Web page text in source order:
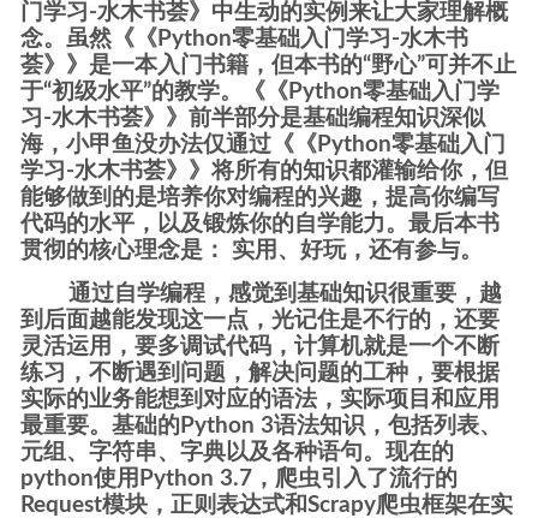
门学习-水木书荟》中生动的实例来让大家理解概
念。虽然《《Python零基础入门学习-水木书
荟》》是一本入门书籍，但本书的“野心”可并不止
于“初级水平”的教学。《《Python零基础入门学
习-水木书荟》》前半部分是基础编程知识深似
海，小甲鱼没办法仅通过《《Python零基础入门
学习-水木书荟》》将所有的知识都灌输给你，但
能够做到的是培养你对编程的兴趣，提高你编写
代码的水平，以及锻炼你的自学能力。最后本书
贯彻的核心理念是： 实用、好玩，还有参与。
通过自学编程，感觉到基础知识很重要，越
到后面越能发现这一点，光记住是不行的，还要
灵活运用，要多调试代码，计算机就是一个不断
练习，不断遇到问题，解决问题的工种，要根据
实际的业务能想到对应的语法，实际项目和应用
最重要。基础的Python 3语法知识，包括列表、
元组、字符串、字典以及各种语句。现在的
python使用Python 3.7，爬虫引入了流行的
Request模块，正则表达式和Scrapy爬虫框架在实
Office三剑客Word+Excel+PPT 2020-11-30